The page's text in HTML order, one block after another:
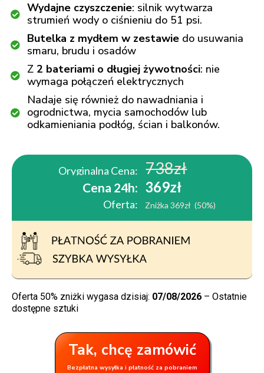
Wydajne czyszczenie: silnik wytwarza
strumień wody o ciśnieniu do 51 psi.
Butelka z mydłem w zestawie do usuwania
smaru, brudu i osadów
Z 2 bateriami o długiej żywotności: nie
wymaga połączeń elektrycznych
Nadaje się również do nawadniania i
ogrodnictwa, mycia samochodów lub
odkamieniania podłóg, ścian i balkonów.
Oryginalna Cena: 738zł
Cena 24h: 369zł
Oferta: Zniżka 369zł (50%)
Oferta 50% zniżki wygasa dzisiaj: 07/08/2026 – Ostatnie
dostępne sztuki
Tak, chcę zamówić
Bezpłatna wysyłka i płatność za pobraniem